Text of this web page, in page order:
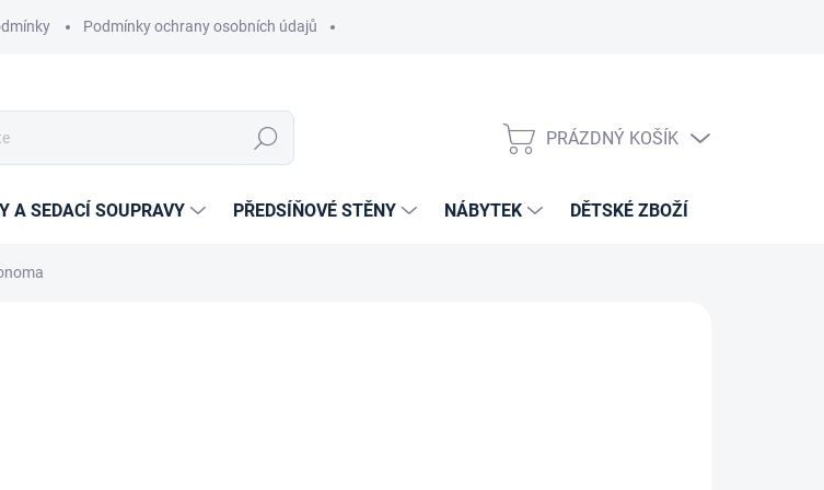
Podmínky ochrany osobních údajů
Hledat
NÁKUPNÍ
PRÁZDNÝ KOŠÍK
A SEDACÍ SOUPRAVY PŘEDSÍŇOVÉ STĚNY NÁBYTEK DĚTSKÉ ZBOŽÍ